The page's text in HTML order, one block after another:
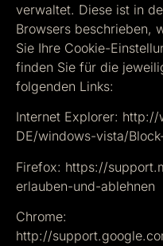
verwaltet. Diese ist in
Browsers beschrieben,
Sie Ihre Cookie-
finden Sie für die
folgenden Links:
Internet Explorer:
DE/windows-vista/
Firefox: https://
erlauben-und-ablehnen
Chrome:
http://